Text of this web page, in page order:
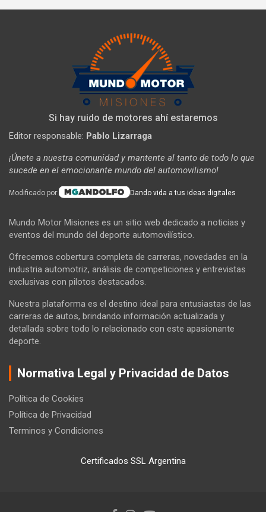
Si hay ruido de motores ahí estaremos
Editor responsable: Pablo Lizarraga
¡Únete a nuestra comunidad y mantente al tanto de todo lo que
sucede en el emocionante mundo del automovilismo!
Modificado por: Dando vida a tus ideas digitales
Mundo Motor Misiones es un sitio web dedicado a noticias y
eventos del mundo del deporte automovilístico.
Ofrecemos cobertura completa de carreras, novedades en la
industria automotriz, análisis de competiciones y entrevistas
exclusivas con pilotos destacados.
Nuestra plataforma es el destino ideal para entusiastas de las
carreras de autos, brindando información actualizada y
detallada sobre todo lo relacionado con este apasionante
deporte.
Normativa Legal y Privacidad de Datos
Política de Cookies
Política de Privacidad
Terminos y Condiciones
Certificados SSL Argentina